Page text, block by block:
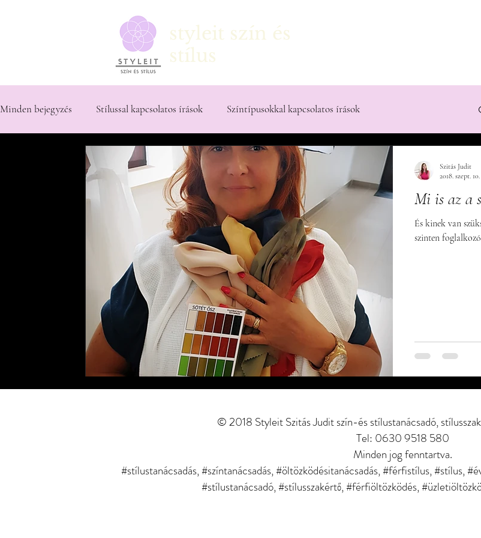
styleit szín és
stílus
Minden bejegyzés Stílussal kapcsolatos írások Színtípusokkal kapcsolatos írások
Testalkattal kapcsolatos írások Férfiaknak
Mi is az a
És kinek van
szinten
Szitás Judit
2018. szept. 10.
© 2018 Styleit Szitás Judit szín-és stílustanácsadó,
Tel: 0630 9518 580
Minden jog fenntartva.
#stílustanácsadás, #színtanácsadás, #öltözködésitanácsadás, #férfistílus, #stílus,
#stílustanácsadó, #stílusszakértő, #férfiöltözködés,